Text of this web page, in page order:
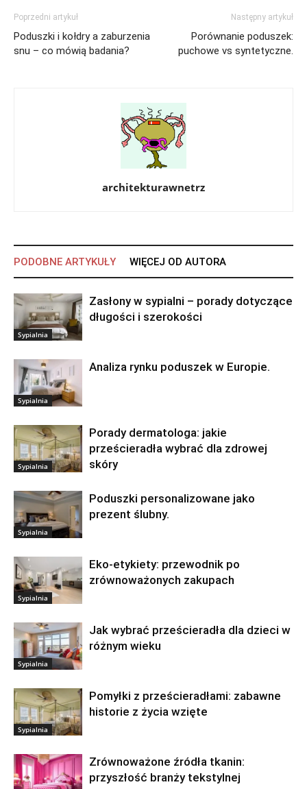
Poprzedni artykuł
Poduszki i kołdry a zaburzenia
snu – co mówią badania?
Następny artykuł
Porównanie poduszek:
puchowe vs syntetyczne.
architekturawnetrz
PODOBNE ARTYKUŁY WIĘCEJ OD AUTORA
Sypialnia
Zasłony w sypialni – porady dotyczące
długości i szerokości
Sypialnia
Analiza rynku poduszek w Europie.
Sypialnia
Porady dermatologa: jakie
prześcieradła wybrać dla zdrowej
skóry
Sypialnia
Poduszki personalizowane jako
prezent ślubny.
Sypialnia
Eko-etykiety: przewodnik po
zrównoważonych zakupach
Sypialnia
Jak wybrać prześcieradła dla dzieci w
różnym wieku
Sypialnia
Pomyłki z prześcieradłami: zabawne
historie z życia wzięte
Zrównoważone źródła tkanin:
przyszłość branży tekstylnej